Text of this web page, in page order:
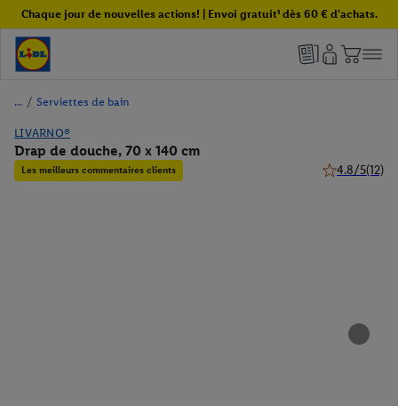
Chaque jour de nouvelles actions! | Envoi gratuit¹ dès 60 € d'achats.
/ Serviettes de bain
LIVARNO®
Drap de douche, 70 x 140 cm
Les meilleurs commentaires clients 4.8/5(12)